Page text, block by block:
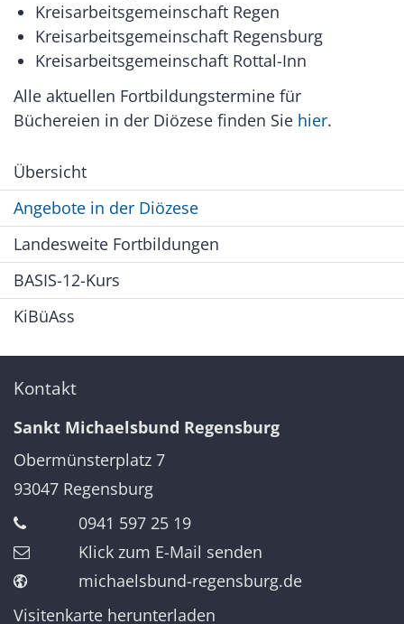
Kreisarbeitsgemeinschaft Regen
Kreisarbeitsgemeinschaft Regensburg
Kreisarbeitsgemeinschaft Rottal-Inn
Alle aktuellen Fortbildungstermine für
Büchereien in der Diözese finden Sie hier.
Übersicht
Angebote in der Diözese
Landesweite Fortbildungen
BASIS-12-Kurs
KiBüAss
Kontakt
Sankt Michaelsbund Regensburg
Obermünsterplatz 7
93047 Regensburg
0941 597 25 19
Klick zum E-Mail senden
michaelsbund-regensburg.de
Visitenkarte herunterladen